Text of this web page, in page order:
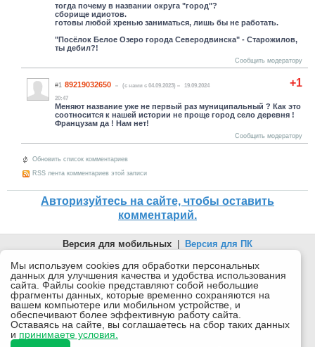
тогда почему в названии округа "город"?
сборище идиотов.
готовы любой хренью заниматься, лишь бы не работать.
"Посёлок Белое Озеро города Северодвинска" - Старожилов,
ты дебил?!
Сообщить модератору
+1
#1 89219032650 (c нами с 04.09.2023)
19.09.2024
20:47
Меняют название уже не первый раз муниципальный ? Как это
соотносится к нашей истории не проще город село деревня !
Французам да ! Нам нет!
Сообщить модератору
Обновить список комментариев
RSS лента комментариев этой записи
Авторизуйтесь на сайте, чтобы оставить
комментарий.
Версия для мобильных
Версия для ПК
© 2026 Беломорканал Северодвинск tv29.ru
Joomla!is Free Software released under the GNU General Public
License.
Mobile version byMobile Joomla!
Desktop Version
СИ "Информационное агентство "Беломорканал" регистрационный номер ЭЛ № ФС77-77001 от
Мы используем cookies для обработки персональных
данных для улучшения качества и удобства использования
сайта. Файлы cookie представляют собой небольшие
фрагменты данных, которые временно сохраняются на
вашем компьютере или мобильном устройстве, и
обеспечивают более эффективную работу сайта.
Оставаясь на сайте, вы соглашаетесь на сбор таких данных
и принимаете условия.